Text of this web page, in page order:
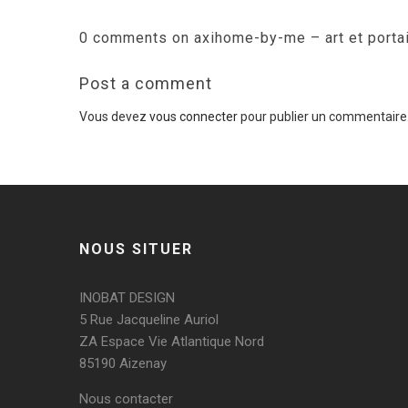
0 comments on axihome-by-me – art et
Post a comment
Vous devezvous connecterpour publier un commentaire.
NOUS SITUER
INOBAT DESIGN
5 Rue Jacqueline Auriol
ZA Espace Vie Atlantique Nord
85190 Aizenay
Nous contacter